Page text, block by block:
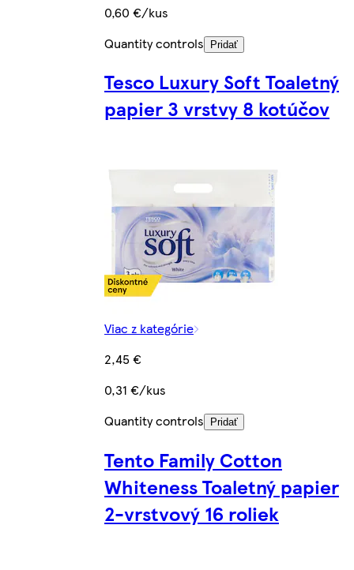
0,60 €/kus
Quantity controls
Pridať
Tesco Luxury Soft Toaletný
papier 3 vrstvy 8 kotúčov
Viac z kategórie
2,45 €
0,31 €/kus
Quantity controls
Pridať
Tento Family Cotton
Whiteness Toaletný papier
2-vrstvový 16 roliek